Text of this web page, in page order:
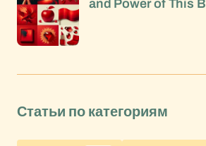
and Power of This
Статьи по категориям